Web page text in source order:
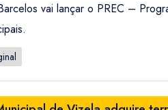
vai lançar o PREC –